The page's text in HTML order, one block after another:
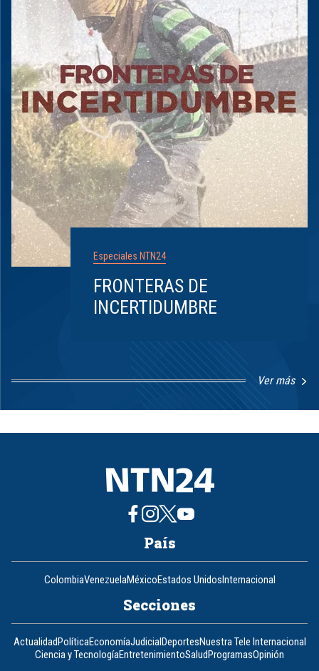
Especiales NTN24
FRONTERAS DE
INCERTIDUMBRE
Ver más
1
8
País
ColombiaVenezuelaMéxicoEstados UnidosInternacional
Secciones
ActualidadPolíticaEconomíaJudicialDeportesNuestra Tele Internacional
Ciencia y TecnologíaEntretenimientoSaludProgramasOpinión